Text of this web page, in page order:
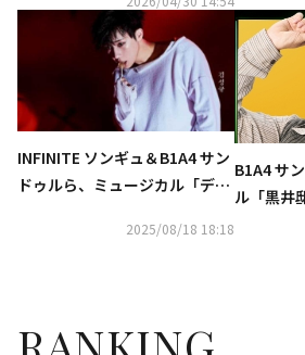
INFINITE ソンギュ＆B1A4 サン
ドゥルら、ミュージカル「デス
2025/08/18 18:18
B1A4 サ
ル「黒井
のか」